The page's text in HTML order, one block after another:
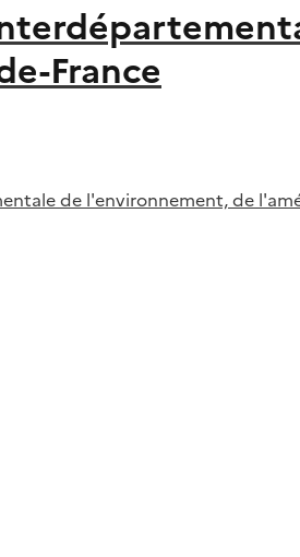
France
de l'environnement, de